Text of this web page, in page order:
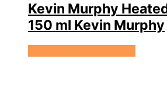
Kevin Murphy
150 ml Kevin Murphy